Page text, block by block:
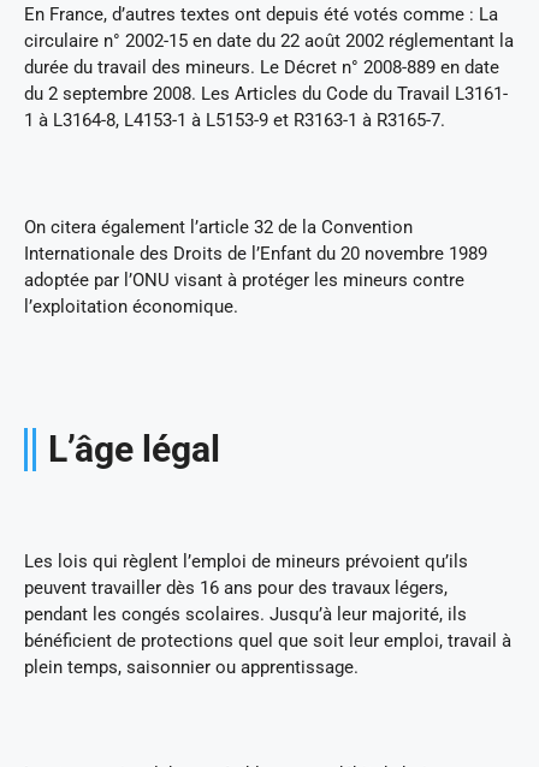
En France, d’autres textes ont depuis été votés comme : La
circulaire n° 2002-15 en date du 22 août 2002 réglementant la
durée du travail des mineurs. Le Décret n° 2008-889 en date
du 2 septembre 2008. Les Articles du Code du Travail L3161-
1 à L3164-8, L4153-1 à L5153-9 et R3163-1 à R3165-7.
On citera également l’article 32 de la Convention
Internationale des Droits de l’Enfant du 20 novembre 1989
adoptée par l’ONU visant à protéger les mineurs contre
l’exploitation économique.
L’âge légal
Les lois qui règlent l’emploi de mineurs prévoient qu’ils
peuvent travailler dès 16 ans pour des travaux légers,
pendant les congés scolaires. Jusqu’à leur majorité, ils
bénéficient de protections quel que soit leur emploi, travail à
plein temps, saisonnier ou apprentissage.